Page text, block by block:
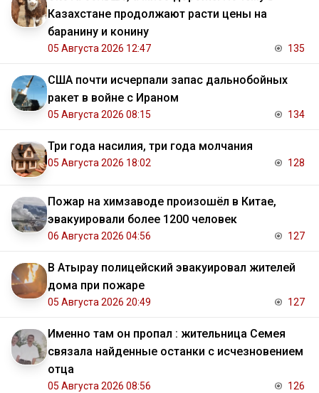
Казахстане продолжают расти цены на
баранину и конину
05 Августа 2026 12:47 135
США почти исчерпали запас дальнобойных
ракет в войне с Ираном
05 Августа 2026 08:15 134
Три года насилия, три года молчания
05 Августа 2026 18:02 128
Пожар на химзаводе произошёл в Китае,
эвакуировали более 1200 человек
06 Августа 2026 04:56 127
В Атырау полицейский эвакуировал жителей
дома при пожаре
05 Августа 2026 20:49 127
Именно там он пропал : жительница Семея
связала найденные останки с исчезновением
отца
05 Августа 2026 08:56 126